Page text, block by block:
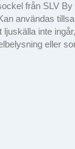
från SLV
användas
inte
eller